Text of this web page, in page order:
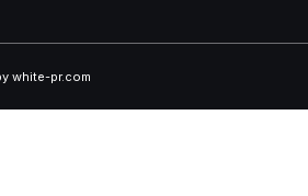
white-pr.com